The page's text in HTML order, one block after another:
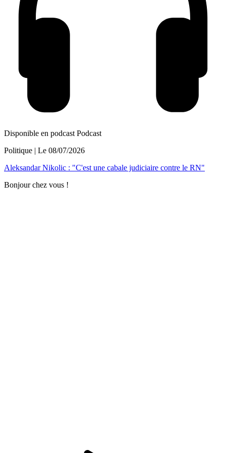
Disponible en podcast Podcast
Politique | Le 08/07/2026
Aleksandar Nikolic : "C'est une cabale judiciaire contre le RN"
Bonjour chez vous !